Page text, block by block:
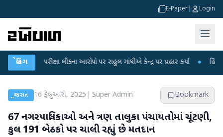
E-Paper Login
બ્રેકિંગ
પરીક્ષા લીકના આરોપો પર રાહુલ ગાંધીએ કેન્દ્ર પર પ્રહાર કર્યા ● હિંમતનગરમાં
ગુજરાત 16 ફેબ્રુઆરી, 2025 Super Admin Bookmark
67 નગરપાલિકાઓ અને ત્રણ તાલુકા પંચાયતોમાં ચૂંટણી,
કુલ 191 બેઠકો પર ચાલી રહ્યું છે મતદાન